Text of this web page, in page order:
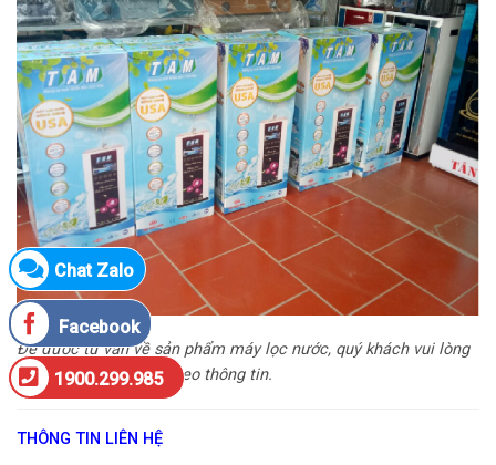
Để được tư vấn về sản phẩm máy lọc nước, quý khách vui lòng
liên hệ với chúng tôi theo thông tin.
THÔNG TIN LIÊN HỆ
Chat Zalo
Facebook
1900.299.985